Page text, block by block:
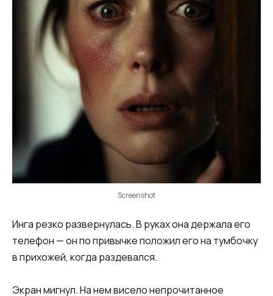
Screenshot
Инга резко развернулась. В руках она держала его
телефон — он по привычке положил его на тумбочку
в прихожей, когда раздевался.
Экран мигнул. На нем висело непрочитанное